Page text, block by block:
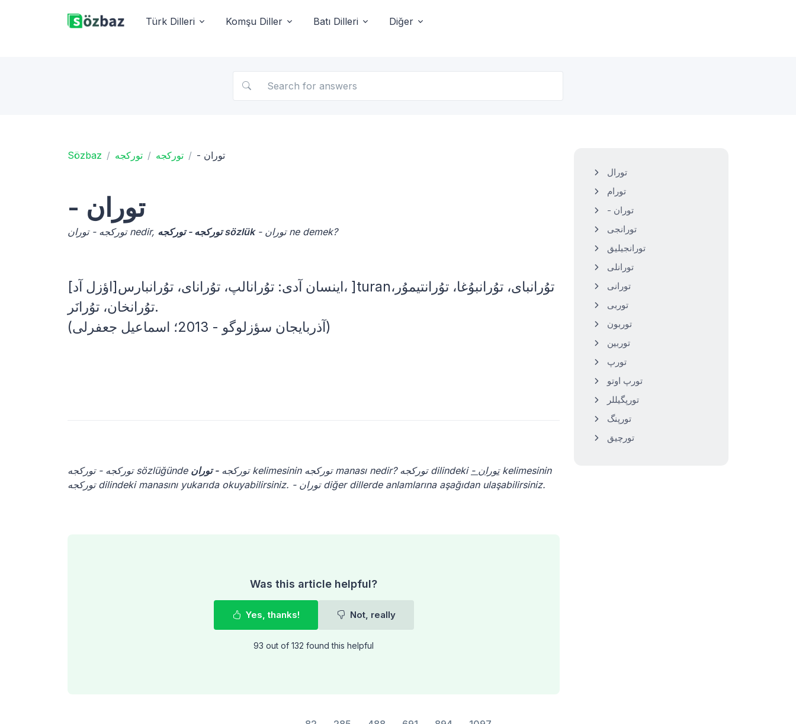
Türk Dilleri Komşu Diller Batı Dilleri Diğer
Sözbaz توركجه توركجه - توران
- توران
توركجه - توران nedir, توركجه - توركجه sözlük - توران ne demek?
[اؤزل آد]اینسان آدی: توُرانالپ، توُرانای، توُرانبارس، ]turanتوُرانبای، توُرانبوُغا، توُرانتیموُر،
توُرانخان، توُرانَر.
(آذربایجان سؤزلوگو - 2013؛ اسماعیل جعفرلی)
توركجه - توركجه sözlüğünde توركجه- توران kelimesinin توركجه manası nedir? توركجه dilindeki - تورانkelimesinin
توركجه dilindeki manasını yukarıda okuyabilirsiniz. - توران diğer dillerde anlamlarına aşağıdan ulaşabilirsiniz.
Was this article helpful?
Yes, thanks! Not, really
93 out of 132 found this helpful
تورال
تورام
- توران
تورانجی
تورانجیلیق
تورانلی
تورانی
توربی
توربون
توربین
تورپ
تورپ اوتو
تورپگیللر
تورپنگ
تورچیق